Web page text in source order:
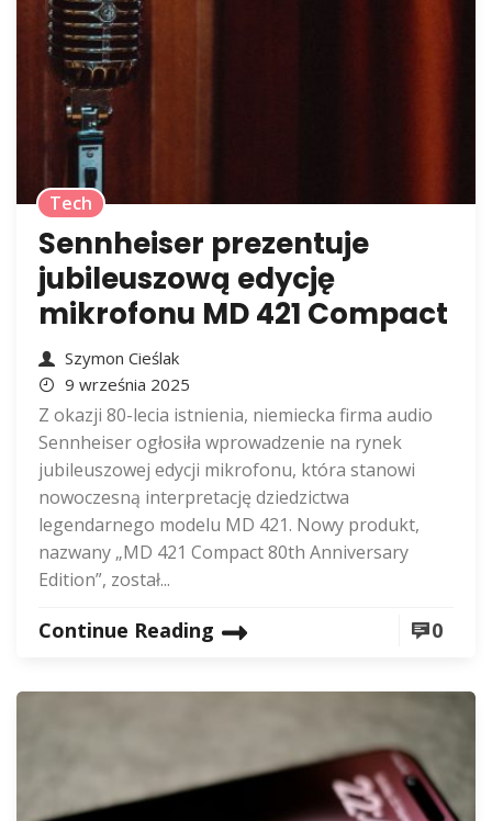
Tech
Sennheiser prezentuje
jubileuszową edycję
mikrofonu MD 421 Compact
Szymon Cieślak
9 września 2025
Z okazji 80-lecia istnienia, niemiecka firma audio
Sennheiser ogłosiła wprowadzenie na rynek
jubileuszowej edycji mikrofonu, która stanowi
nowoczesną interpretację dziedzictwa
legendarnego modelu MD 421. Nowy produkt,
nazwany „MD 421 Compact 80th Anniversary
Edition”, został...
Continue Reading 0